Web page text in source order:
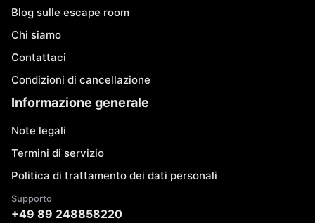
Blog sulle escape room
Chi siamo
Contattaci
Condizioni di cancellazione
Informazione generale
Note legali
Termini di servizio
Politica di trattamento dei dati personali
Supporto
+49 89 248858220